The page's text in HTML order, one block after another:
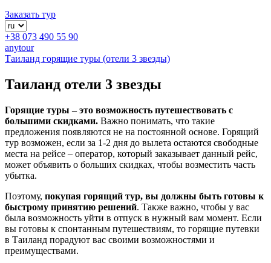
Заказать тур
+38 073 490 55 90
anytour
Таиланд горящие туры (отели 3 звезды)
Таиланд отели 3 звезды
Горящие туры – это возможность путешествовать с
большими скидками. Важно понимать, что такие
предложения появляются не на постоянной основе. Горящий
тур возможен, если за 1-2 дня до вылета остаются свободные
места на рейсе – оператор, который заказывает данный рейс,
может объявить о больших скидках, чтобы возместить часть
убытка.
Поэтому, покупая горящий тур, вы должны быть готовы к
быстрому принятию решений. Также важно, чтобы у вас
была возможность уйти в отпуск в нужный вам момент. Если
вы готовы к спонтанным путешествиям, то горящие путевки
в Таиланд порадуют вас своими возможностями и
преимуществами.